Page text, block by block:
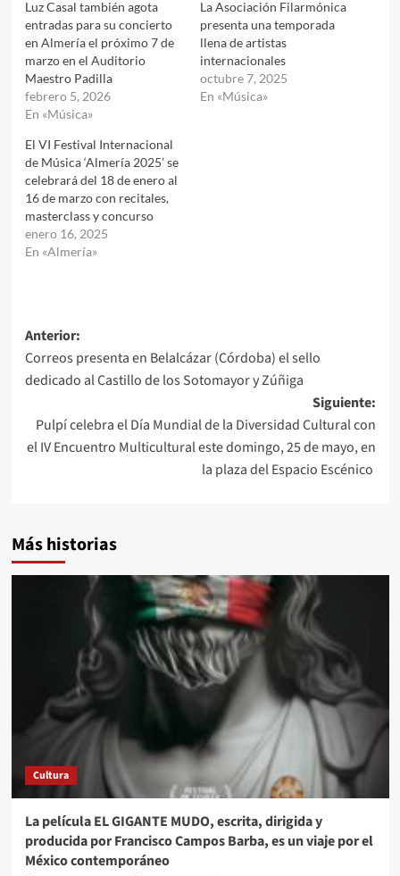
Luz Casal también agota
entradas para su concierto
en Almería el próximo 7 de
marzo en el Auditorio
Maestro Padilla
febrero 5, 2026
En «Música»
La Asociación Filarmónica
presenta una temporada
llena de artistas
internacionales
octubre 7, 2025
En «Música»
El VI Festival Internacional
de Música ‘Almería 2025’ se
celebrará del 18 de enero al
16 de marzo con recitales,
masterclass y concurso
enero 16, 2025
En «Almería»
Navegación
de
entradas
Anterior:
Correos presenta en Belalcázar (Córdoba) el sello
dedicado al Castillo de los Sotomayor y Zúñiga
Siguiente:
Pulpí celebra el Día Mundial de la Diversidad Cultural con
el IV Encuentro Multicultural este domingo, 25 de mayo, en
la plaza del Espacio Escénico
Más historias
Cultura
La película EL GIGANTE MUDO, escrita, dirigida y
producida por Francisco Campos Barba, es un viaje por el
México contemporáneo